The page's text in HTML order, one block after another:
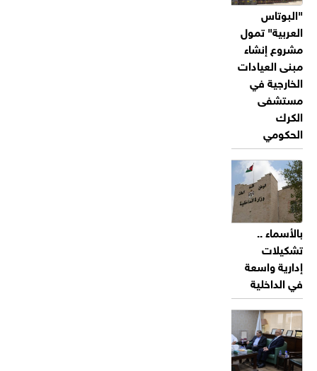
"البوتاس
العربية" تمول
مشروع إنشاء
مبنى العيادات
الخارجية في
مستشفى
الكرك
الحكومي
بالأسماء ..
تشكيلات
إدارية واسعة
في الداخلية